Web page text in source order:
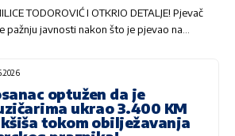
TODOROVIĆ I OTKRIO DETALJE! Pjevač
pažnju javnosti nakon što je pjevao na…
optužen da je
ukrao 3.400 KM
tokom obilježavanja